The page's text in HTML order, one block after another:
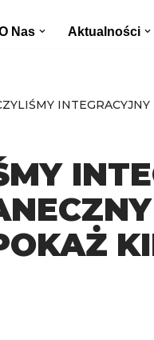
Nas Aktualności